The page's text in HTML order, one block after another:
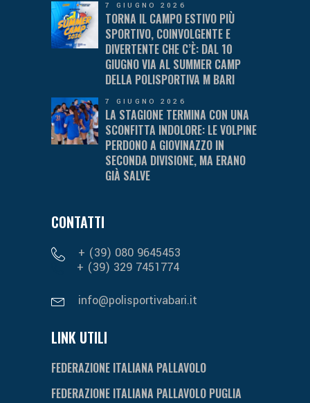
7 GIUGNO 2026
TORNA IL CAMPO ESTIVO PIÙ
SPORTIVO, COINVOLGENTE E
DIVERTENTE CHE C’È: DAL 10
GIUGNO VIA AL SUMMER CAMP
DELLA POLISPORTIVA M BARI
7 GIUGNO 2026
LA STAGIONE TERMINA CON UNA
SCONFITTA INDOLORE: LE VOLPINE
PERDONO A GIOVINAZZO IN
SECONDA DIVISIONE, MA ERANO
GIÀ SALVE
CONTATTI
+ (39) 080 9645453
+ (39) 329 7451774
info@polisportivabari.it
LINK UTILI
FEDERAZIONE ITALIANA PALLAVOLO
FEDERAZIONE ITALIANA PALLAVOLO PUGLIA